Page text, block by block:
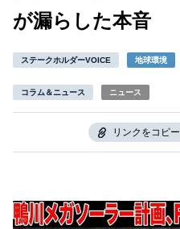
が漏らした本音
ステークホルダーVOICE 地球環境
コラム＆ニュース ニュース
リンクをコピー